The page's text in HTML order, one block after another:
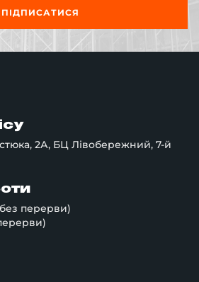
ПІДПИСАТИСЯ
2А, БЦ Лівобережний, 7-й
перерви)